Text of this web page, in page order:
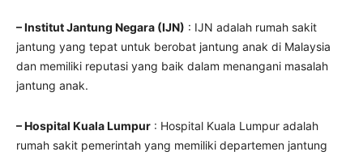
– Institut Jantung Negara (IJN) : IJN adalah rumah sakit
jantung yang tepat untuk berobat jantung anak di Malaysia
dan memiliki reputasi yang baik dalam menangani masalah
jantung anak.
– Hospital Kuala Lumpur : Hospital Kuala Lumpur adalah
rumah sakit pemerintah yang memiliki departemen jantung